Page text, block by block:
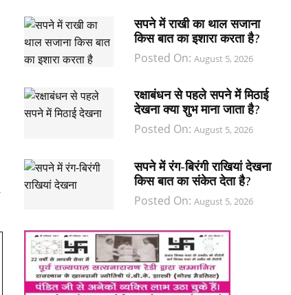
सपने में राखी का थाल सजाना
किस बात का इशारा करता है?
Posted On:August 5, 2026
रक्षाबंधन से पहले सपने में मिठाई
देखना क्या शुभ माना जाता है?
Posted On:August 5, 2026
सपने में रंग-बिरंगी राखियां देखना
किस बात का संकेत देता है?
Posted On:August 5, 2026